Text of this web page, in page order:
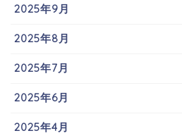
2025年9月
2025年8月
2025年7月
2025年6月
2025年4月